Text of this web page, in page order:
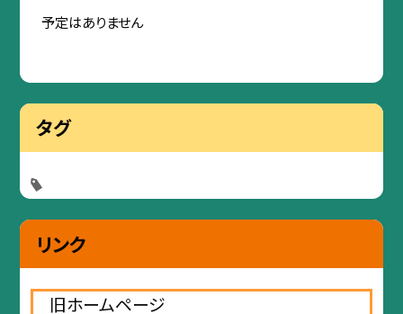
予定はありません
タグ
リンク
旧ホームページ